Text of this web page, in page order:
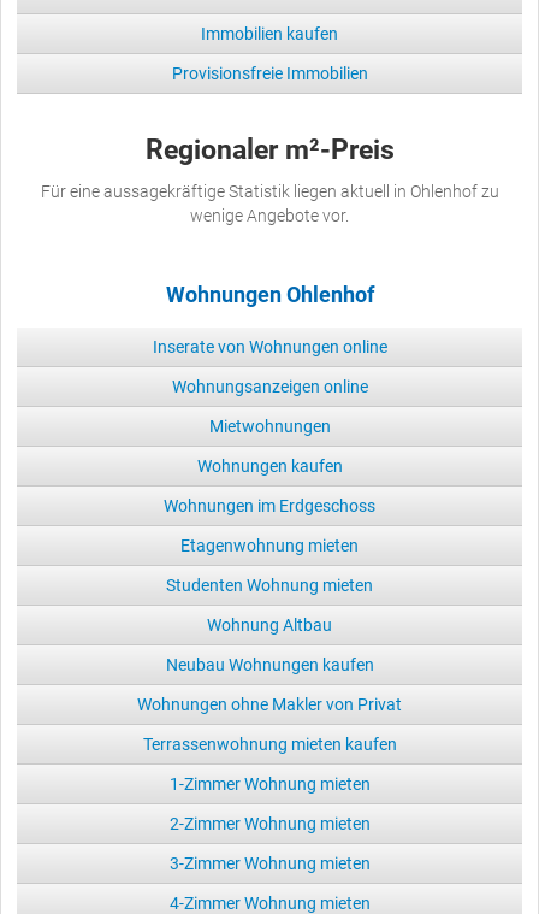
Immobilien kaufen
Provisionsfreie Immobilien
Regionaler m²-Preis
Für eine aussagekräftige Statistik liegen aktuell in Ohlenhof zu
wenige Angebote vor.
Wohnungen Ohlenhof
Inserate von Wohnungen online
Wohnungsanzeigen online
Mietwohnungen
Wohnungen kaufen
Wohnungen im Erdgeschoss
Etagenwohnung mieten
Studenten Wohnung mieten
Wohnung Altbau
Neubau Wohnungen kaufen
Wohnungen ohne Makler von Privat
Terrassenwohnung mieten kaufen
1-Zimmer Wohnung mieten
2-Zimmer Wohnung mieten
3-Zimmer Wohnung mieten
4-Zimmer Wohnung mieten